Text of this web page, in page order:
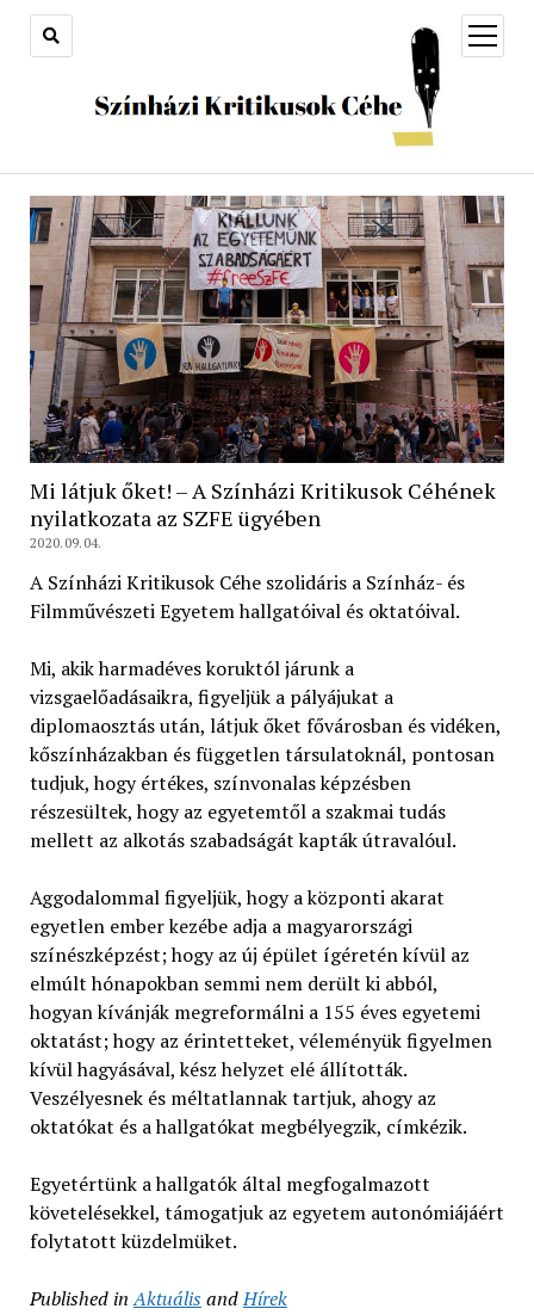
open
menu
Mi látjuk őket! – A Színházi Kritikusok Céhének
nyilatkozata az SZFE ügyében
2020.09.04.
A Színházi Kritikusok Céhe szolidáris a Színház- és
Filmművészeti Egyetem hallgatóival és oktatóival.
Mi, akik harmadéves koruktól járunk a
vizsgaelőadásaikra, figyeljük a pályájukat a
diplomaosztás után, látjuk őket fővárosban és vidéken,
kőszínházakban és független társulatoknál, pontosan
tudjuk, hogy értékes, színvonalas képzésben
részesültek, hogy az egyetemtől a szakmai tudás
mellett az alkotás szabadságát kapták útravalóul.
Aggodalommal figyeljük, hogy a központi akarat
egyetlen ember kezébe adja a magyarországi
színészképzést; hogy az új épület ígéretén kívül az
elmúlt hónapokban semmi nem derült ki abból,
hogyan kívánják megreformálni a 155 éves egyetemi
oktatást; hogy az érintetteket, véleményük figyelmen
kívül hagyásával, kész helyzet elé állították.
Veszélyesnek és méltatlannak tartjuk, ahogy az
oktatókat és a hallgatókat megbélyegzik, címkézik.
Egyetértünk a hallgatók által megfogalmazott
követelésekkel, támogatjuk az egyetem autonómiájáért
folytatott küzdelmüket.
Published in AktuálisandHírek